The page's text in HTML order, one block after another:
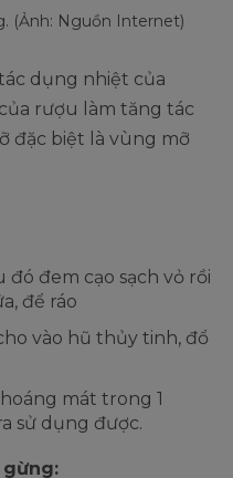
(Ảnh: Nguồn Internet)
dụng nhiệt của
rượu làm tăng tác
đặc biệt là vùng mỡ
đó đem cạo sạch vỏ rồi
để ráo
vào hũ thủy tinh, đổ
mát trong 1
sử dụng được.
gừng: